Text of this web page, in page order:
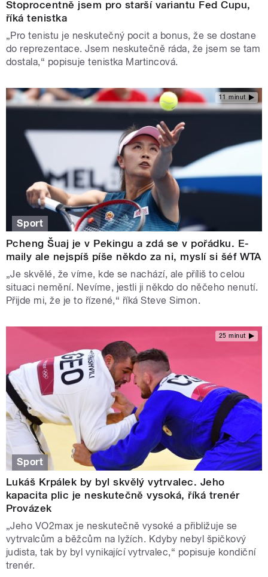
Stoprocentně jsem pro starší variantu Fed Cupu,
říká tenistka
„Pro tenistu je neskutečný pocit a bonus, že se dostane
do reprezentace. Jsem neskutečně ráda, že jsem se tam
dostala,“ popisuje tenistka Martincová.
11 minut
Sport
Pcheng Šuaj je v Pekingu a zdá se v pořádku. E-
maily ale nejspíš píše někdo za ni, myslí si šéf WTA
„Je skvělé, že víme, kde se nachází, ale příliš to celou
situaci nemění. Nevíme, jestli ji někdo do něčeho nenutí.
Přijde mi, že je to řízené,“ říká Steve Simon.
25 minut
Sport
Lukáš Krpálek by byl skvělý vytrvalec. Jeho
kapacita plic je neskutečně vysoká, říká trenér
Provázek
„Jeho VO2max je neskutečně vysoké a přibližuje se
vytrvalcům a běžcům na lyžích. Kdyby nebyl špičkový
judista, tak by byl vynikající vytrvalec,“ popisuje kondiční
trenér.